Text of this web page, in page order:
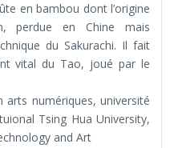
en bambou dont l’origine
perdue en Chine mais
du Sakurachi. Il fait
vital du Tao, joué par le
arts numériques, université
Tsing Hua University,
and Art